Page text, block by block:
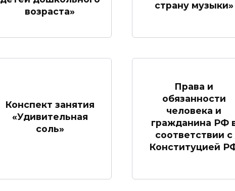
возраста»
страну музыки»
Конспект занятия
«Удивительная
соль»
Права и
обязанности
человека и
гражданина РФ
соответствии с
Конституцией